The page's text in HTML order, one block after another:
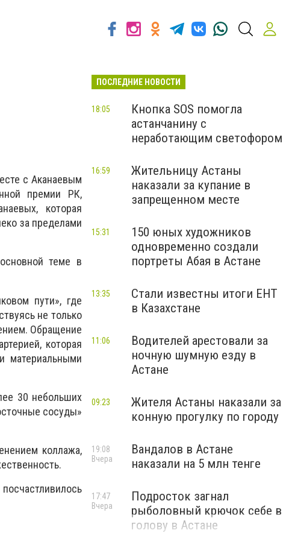
с Аканаевым
премии РК,
которая
за пределами
теме в
пути», где
не только
Обращение
которая
материальными
30 небольших
сосуды»
коллажа,
ПОСЛЕДНИЕ НОВОСТИ
Кнопка SOS помогла
астанчанину с
неработающим светофором
18:05
Жительницу Астаны
наказали за купание в
запрещенном месте
16:59
150 юных художников
одновременно создали
портреты Абая в Астане
15:31
Стали известны итоги ЕНТ
в Казахстане
13:35
Водителей арестовали за
ночную шумную езду в
Астане
11:06
Жителя Астаны наказали за
конную прогулку по городу
09:23
Вандалов в Астане
наказали на 5 млн тенге
19:08
Вчера
Подросток загнал
рыболовный крючок себе в
голову в Астане
17:47
Вчера